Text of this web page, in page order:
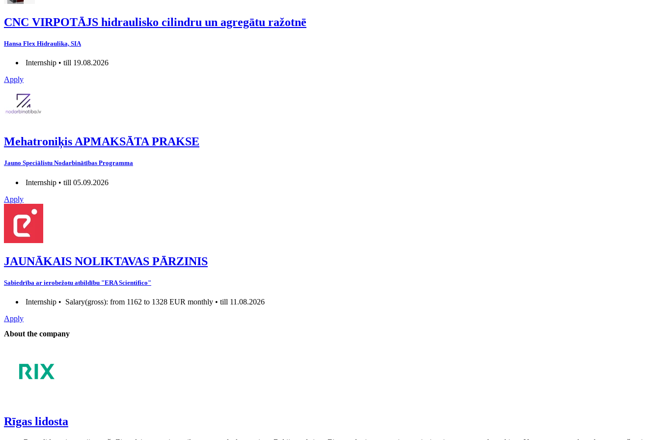
CNC VIRPOTĀJS hidraulisko cilindru un agregātu ražotnē
Hansa Flex Hidraulika, SIA
Internship • till 19.08.2026
Apply
Mehatroniķis APMAKSĀTA PRAKSE
Jauno Speciālistu Nodarbinātības Programma
Internship • till 05.09.2026
Apply
JAUNĀKAIS NOLIKTAVAS PĀRZINIS
Sabiedrība ar ierobežotu atbildību "ERA Scientifico"
Internship • Salary(gross): from 1162 to 1328 EUR monthly • till 11.08.2026
Apply
About the company
Rīgas lidosta